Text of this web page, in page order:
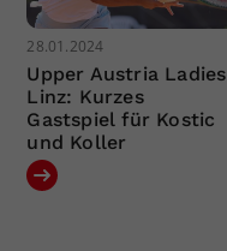
28.01.2024
Upper Austria Ladies
Linz: Kurzes
Gastspiel für Kostic
und Koller